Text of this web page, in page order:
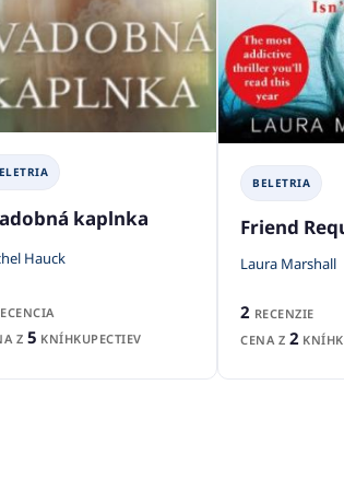
kaplnka
Hauck
Z 5 KNÍHKUPECTIEV
BELETRIA
Friend
Laura Marshall
2 RECENZIE
CENA Z 2